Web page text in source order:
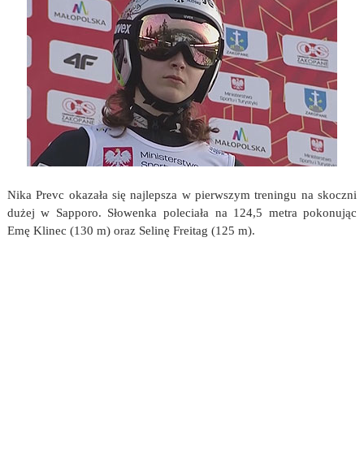
Nika Prevc okazała się najlepsza w pierwszym treningu na skoczni
dużej w Sapporo. Słowenka poleciała na 124,5 metra pokonując
Emę Klinec (130 m) oraz Selinę Freitag (125 m).